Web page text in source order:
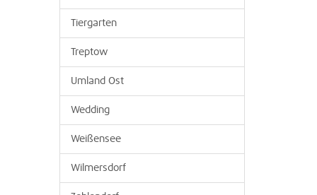
Tiergarten
Treptow
Umland Ost
Wedding
Weißensee
Wilmersdorf